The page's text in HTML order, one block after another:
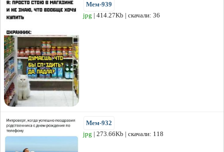
Мем-939
jpg | 414.27Kb | скачали: 36
Мем-932
jpg | 273.66Kb | скачали: 118